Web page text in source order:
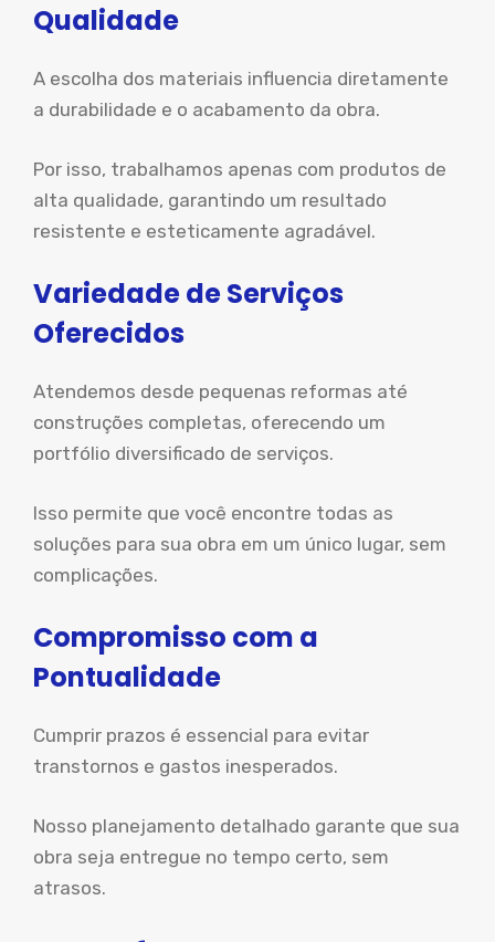
Qualidade
A escolha dos materiais influencia diretamente
a durabilidade e o acabamento da obra.
Por isso, trabalhamos apenas com produtos de
alta qualidade, garantindo um resultado
resistente e esteticamente agradável.
Variedade de Serviços
Oferecidos
Atendemos desde pequenas reformas até
construções completas, oferecendo um
portfólio diversificado de serviços.
Isso permite que você encontre todas as
soluções para sua obra em um único lugar, sem
complicações.
Compromisso com a
Pontualidade
Cumprir prazos é essencial para evitar
transtornos e gastos inesperados.
Nosso planejamento detalhado garante que sua
obra seja entregue no tempo certo, sem
atrasos.